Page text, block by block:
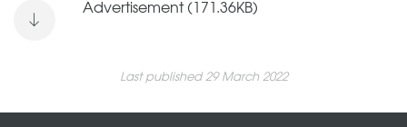
Advertisement (171.36KB)
Last published 29 March 2022